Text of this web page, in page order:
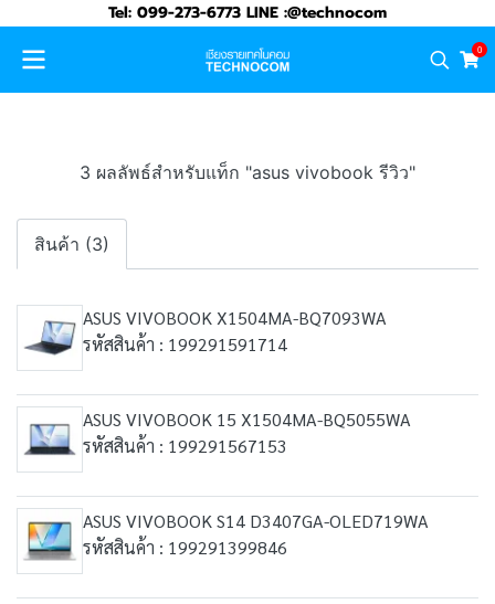
Tel: 099-273-6773 LINE :@technocom
0
3 ผลลัพธ์สำหรับแท็ก "asus vivobook รีวิว"
สินค้า (3)
ASUS VIVOBOOK X1504MA-BQ7093WA
รหัสสินค้า : 199291591714
ASUS VIVOBOOK 15 X1504MA-BQ5055WA
รหัสสินค้า : 199291567153
ASUS VIVOBOOK S14 D3407GA-OLED719WA
รหัสสินค้า : 199291399846